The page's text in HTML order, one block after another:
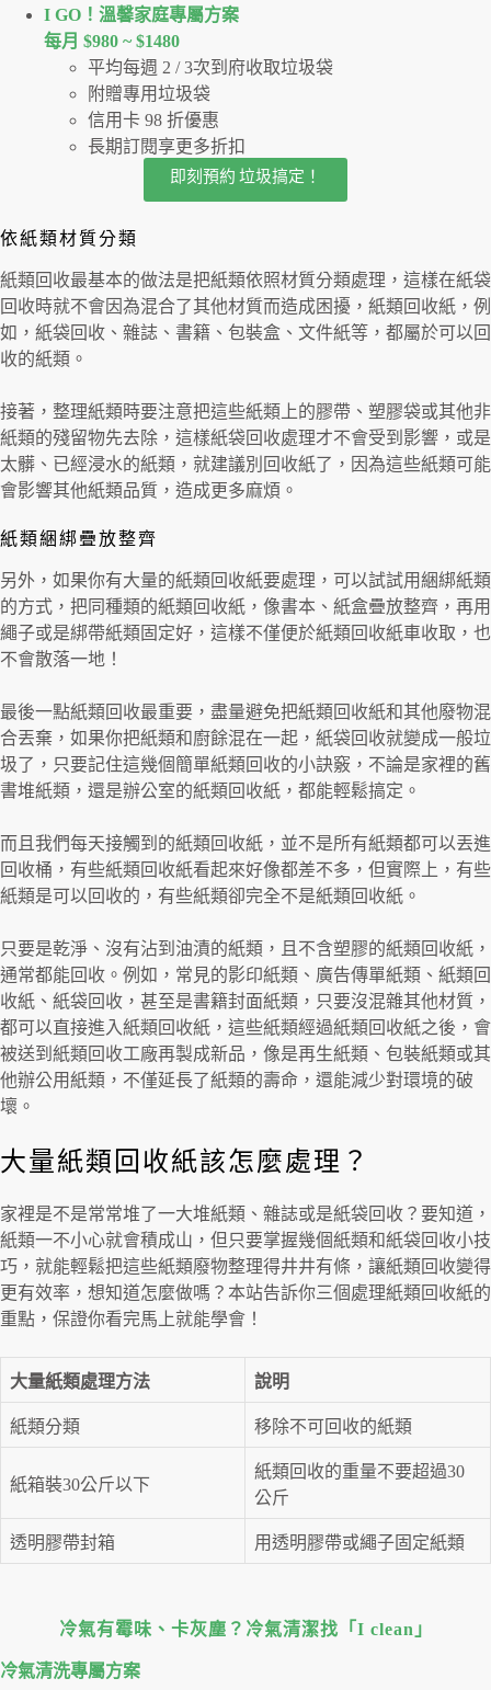
I GO！溫馨家庭專屬方案
每月 $980 ~ $1480
平均每週 2 / 3次到府收取垃圾袋
附贈專用垃圾袋
信用卡 98 折優惠
長期訂閱享更多折扣
即刻預約 垃圾搞定！
依紙類材質分類
紙類回收最基本的做法是把紙類依照材質分類處理，這樣在紙袋
回收時就不會因為混合了其他材質而造成困擾，紙類回收紙，例
如，紙袋回收、雜誌、書籍、包裝盒、文件紙等，都屬於可以回
收的紙類。
接著，整理紙類時要注意把這些紙類上的膠帶、塑膠袋或其他非
紙類的殘留物先去除，這樣紙袋回收處理才不會受到影響，或是
太髒、已經浸水的紙類，就建議別回收紙了，因為這些紙類可能
會影響其他紙類品質，造成更多麻煩。
紙類綑綁疊放整齊
另外，如果你有大量的紙類回收紙要處理，可以試試用綑綁紙類
的方式，把同種類的紙類回收紙，像書本、紙盒疊放整齊，再用
繩子或是綁帶紙類固定好，這樣不僅便於紙類回收紙車收取，也
不會散落一地！
最後一點紙類回收最重要，盡量避免把紙類回收紙和其他廢物混
合丟棄，如果你把紙類和廚餘混在一起，紙袋回收就變成一般垃
圾了，只要記住這幾個簡單紙類回收的小訣竅，不論是家裡的舊
書堆紙類，還是辦公室的紙類回收紙，都能輕鬆搞定。
而且我們每天接觸到的紙類回收紙，並不是所有紙類都可以丟進
回收桶，有些紙類回收紙看起來好像都差不多，但實際上，有些
紙類是可以回收的，有些紙類卻完全不是紙類回收紙。
只要是乾淨、沒有沾到油漬的紙類，且不含塑膠的紙類回收紙，
通常都能回收。例如，常見的影印紙類、廣告傳單紙類、紙類回
收紙、紙袋回收，甚至是書籍封面紙類，只要沒混雜其他材質，
都可以直接進入紙類回收紙，這些紙類經過紙類回收紙之後，會
被送到紙類回收工廠再製成新品，像是再生紙類、包裝紙類或其
他辦公用紙類，不僅延長了紙類的壽命，還能減少對環境的破
壞。
大量紙類回收紙該怎麼處理？
家裡是不是常常堆了一大堆紙類、雜誌或是紙袋回收？要知道，
紙類一不小心就會積成山，但只要掌握幾個紙類和紙袋回收小技
巧，就能輕鬆把這些紙類廢物整理得井井有條，讓紙類回收變得
更有效率，想知道怎麼做嗎？本站告訴你三個處理紙類回收紙的
重點，保證你看完馬上就能學會！
大量紙類處理方法 說明
紙類分類 移除不可回收的紙類
紙箱裝30公斤以下
紙類回收的重量不要超過30
公斤
透明膠帶封箱 用透明膠帶或繩子固定紙類
冷氣有霉味、卡灰塵？冷氣清潔找「I clean」
冷氣清洗專屬⽅案